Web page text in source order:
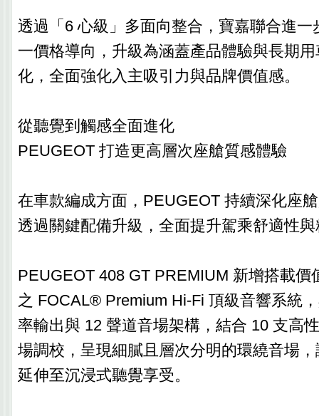
透過「6 心級」多面向整合，寶嘉聯合進一
一價格導向，升級為涵蓋產品體驗與長期
化，全面強化入主吸引力與品牌價值感。
從聽覺到觸感全面進化
PEUGEOT 打造更高層次座艙質感體驗
在車款編成方面，PEUGEOT 持續深化座
透過關鍵配備升級，全面提升駕乘舒適性
PEUGEOT 408 GT PREMIUM 新增搭載價
之 FOCAL® Premium Hi-Fi 頂級音響系統
率輸出與 12 聲道音場架構，結合 10 支高
場調校，呈現細膩且層次分明的環繞音場
延伸至沉浸式聽覺享受。